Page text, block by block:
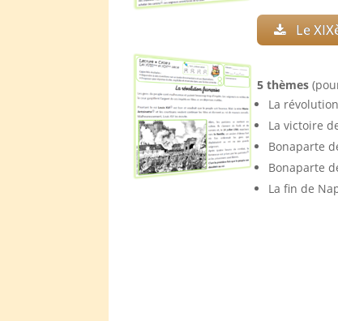
Le
5 thèmes
La
La victoire
Bonaparte
Bonaparte
La fin de